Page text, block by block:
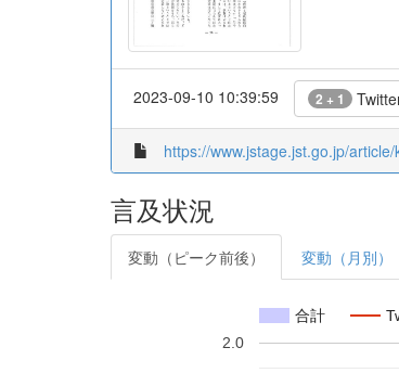
2023-09-10 10:39:59 2 + 1
https://www.jstage.jst.go.jp/
言及状況
変動（ピーク前後） 変動（月別）
合計
2.0